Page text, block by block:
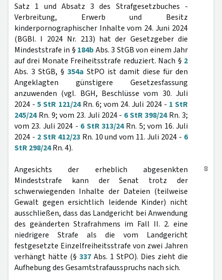
Satz 1 und Absatz 3 des Strafgesetzbuches -
Verbreitung, Erwerb und Besitz
kinderpornographischer Inhalte vom 24. Juni 2024
(BGBl. I 2024 Nr. 213) hat der Gesetzgeber die
Mindeststrafe in § 184bAbs. 3 StGB von einem Jahr
auf drei Monate Freiheitsstrafe reduziert. Nach § 2
Abs. 3 StGB, § 354a StPO ist damit diese für den
Angeklagten günstigere Gesetzesfassung
anzuwenden (vgl. BGH, Beschlüsse vom 30. Juli
2024 -5 StR 121/24Rn. 6; vom 24. Juli 2024 - 1 StR
245/24Rn. 9; vom 23. Juli 2024 - 6 StR 398/24Rn. 3;
vom 23. Juli 2024 - 6 StR 313/24Rn. 5; vom 16. Juli
2024 - 2 StR 412/23Rn. 10 und vom 11. Juli 2024 - 6
StR 298/24Rn. 4).
8
Angesichts der erheblich abgesenkten
Mindeststrafe kann der Senat trotz der
schwerwiegenden Inhalte der Dateien (teilweise
Gewalt gegen ersichtlich leidende Kinder) nicht
ausschließen, dass das Landgericht bei Anwendung
des geänderten Strafrahmens im Fall II. 2. eine
niedrigere Strafe als die vom Landgericht
festgesetzte Einzelfreiheitsstrafe von zwei Jahren
verhängt hätte (§ 337 Abs. 1 StPO). Dies zieht die
Aufhebung des Gesamtstrafausspruchs nach sich.